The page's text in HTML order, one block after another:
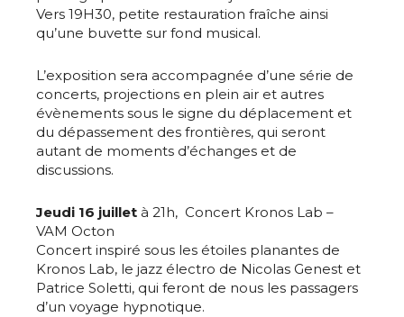
Vers 19H30, petite restauration fraîche ainsi
qu’une buvette sur fond musical.
L’exposition sera accompagnée d’une série de
concerts, projections en plein air et autres
évènements sous le signe du déplacement et
du dépassement des frontières, qui seront
autant de moments d’échanges et de
discussions.
Jeudi 16 juillet à 21h, Concert Kronos Lab –
VAM Octon
Concert inspiré sous les étoiles planantes de
Kronos Lab, le jazz électro de Nicolas Genest et
Patrice Soletti, qui feront de nous les passagers
d’un voyage hypnotique.